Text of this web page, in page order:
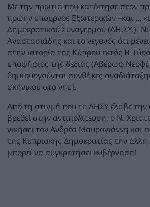
Με την πρωτιά που κατέκτησε στον
πρώην υπουργός Εξωτερικών –και …
Δημοκρατικού Συναγερμού (ΔΗ.ΣΥ.)-
Αναστασιάδης και το γεγονός ότι
στην ιστορία της Κύπρου εκτός Β΄
υποψήφιος της δεξιάς (Αβέρωφ
δημιουργούνται συνθήκες
σκηνικού στο νησί.
Από τη στιγμή που το ΔΗΣΥ έλαβε
βρεθεί στην αντιπολίτευση, o N.
νικήσει τον Ανδρέα Μαυρογιάννη και
της Κυπριακής Δημοκρατίας την άλλη
μπορεί να συγκροτήσει κυβέρνηση!